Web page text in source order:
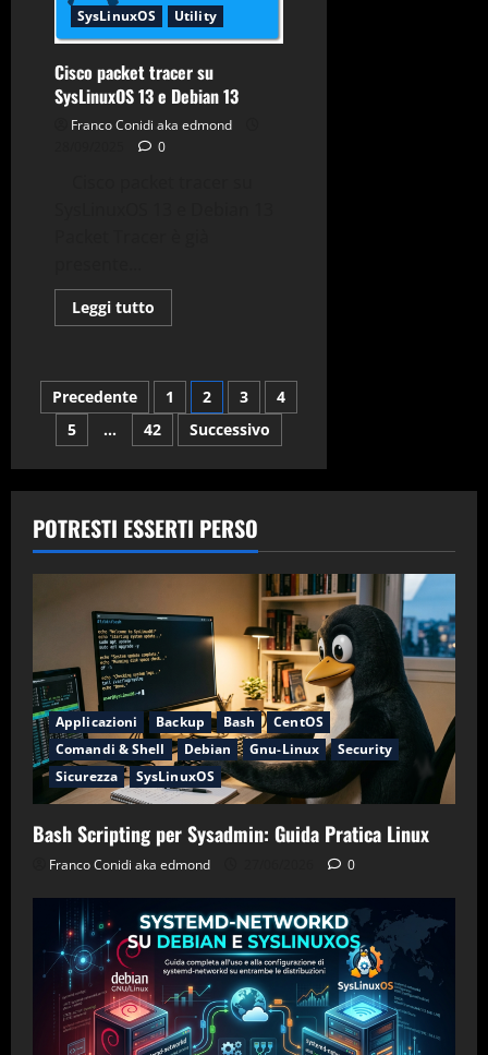
SysLinuxOS Utility
Cisco packet tracer su
SysLinuxOS 13 e Debian 13
Franco Conidi aka edmond
0
Leggi tutto
di
packet
tracer
su
SysLinuxOS
13
Debian
13
Paginazione
degli
articoli
Precedente 1 2 3
4
5
… 42 Successivo
POTRESTI ESSERTI PERSO
Applicazioni Backup Bash
CentOS
Comandi & Shell
Debian Gnu-Linux
Security
Sicurezza
SysLinuxOS
Bash Scripting per Sysadmin: Guida Pratica Linux
Franco Conidi aka edmond 0